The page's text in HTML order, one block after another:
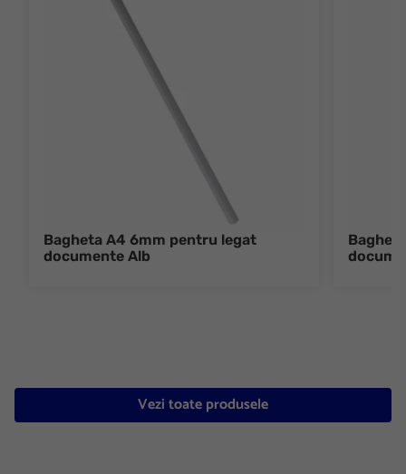
Bagheta A4 6mm pentru legat
documente Alb
Vezi toate produsele